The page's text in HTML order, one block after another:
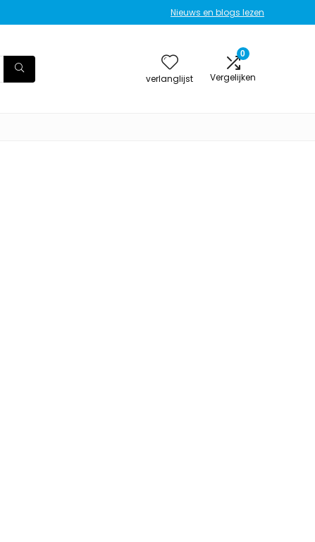
Nieuws en blogs lezen
verlanglijst
0
Vergelijken